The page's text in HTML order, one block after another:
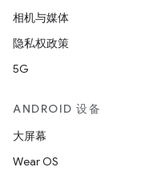
相机与媒体
隐私权政策
5G
ANDROID 设备
大屏幕
Wear OS